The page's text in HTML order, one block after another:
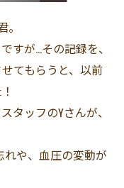
すが…その記録を、
てもらうと、以前
タッフのYさんが、
れや、血圧の変動が